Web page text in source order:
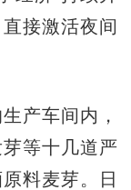
接激活夜间
产车间内，
等十几道严
料麦芽。日